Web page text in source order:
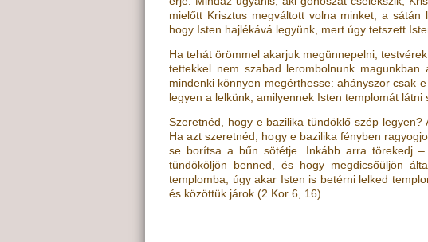
mielőtt Krisztus megváltott volna minket, a
hogy Isten hajlékává legyünk, mert úgy tetszett
Ha tehát örömmel akarjuk megünnepelni,
tettekkel nem szabad lerombolnunk
mindenki könnyen megérthesse: ahányszor csak
legyen a lelkünk, amilyennek Isten templomát látni
Szeretnéd, hogy e bazilika tündöklő szép
Ha azt szeretnéd, hogy e bazilika fényben
se borítsa a bűn sötétje. Inkább arra törekedj
tündököljön benned, és hogy megdicsőüljön
templomba, úgy akar Isten is betérni lelked
és közöttük járok (2 Kor 6, 16)